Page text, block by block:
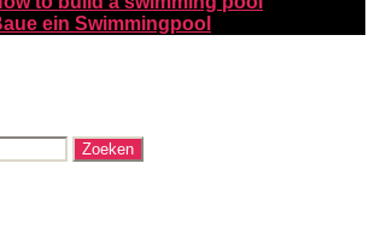
ein Swimmingpool